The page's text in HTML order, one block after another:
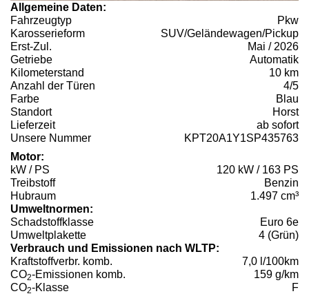
Allgemeine Daten:
Fahrzeugtyp
Pkw
Karosserieform
SUV/Geländewagen/Pickup
Erst-Zul.
Mai / 2026
Getriebe
Automatik
Kilometerstand
10 km
Anzahl der Türen
4/5
Farbe
Blau
Standort
Horst
Lieferzeit
ab sofort
Unsere Nummer
KPT20A1Y1SP435763
Motor:
kW / PS
120 kW / 163 PS
Treibstoff
Benzin
Hubraum
1.497 cm³
Umweltnormen:
Schadstoffklasse
Euro 6e
Umweltplakette
4 (Grün)
Verbrauch und Emissionen nach WLTP:
Kraftstoffverbr. komb.
7,0 l/100km
CO2-Emissionen komb.
159 g/km
CO2-Klasse F